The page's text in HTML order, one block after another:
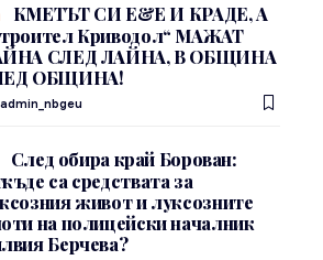
КМЕТЪТ СИ Е&Е И КРАДЕ, А
Криводол“ МАЖАТ
СЛЕД ЛАЙНА, В ОБЩИНА
ОБЩИНА!
admin_nbgeu
След обира край Борован:
са средствата за
живот и луксозните
на полицейски началник
Берчева?